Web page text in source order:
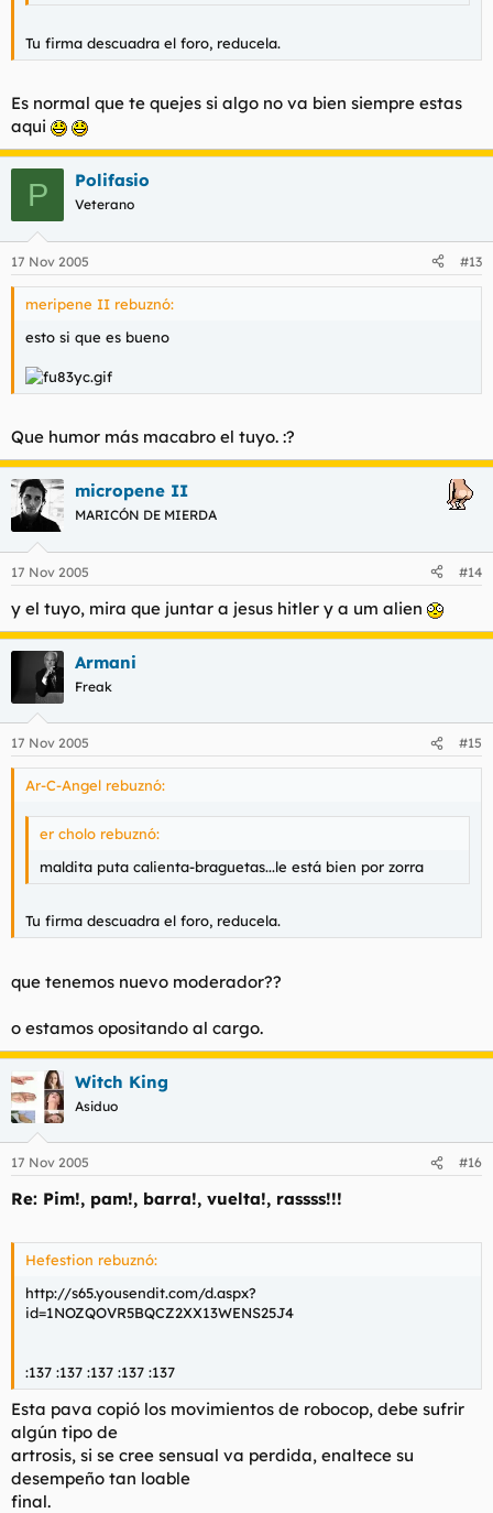
Tu firma descuadra el foro, reducela.
Es normal que te quejes si algo no va bien siempre estas
aqui
P Polifasio
Veterano
17 Nov 2005 #13
meripene II rebuznó:
esto si que es bueno
Que humor más macabro el tuyo. :?
micropene II
MARICÓN DE MIERDA
17 Nov 2005 #14
y el tuyo, mira que juntar a jesus hitler y a um alien
Armani
Freak
17 Nov 2005 #15
Ar-C-Angel rebuznó:
er cholo rebuznó:
maldita puta calienta-braguetas...le está bien por zorra
Tu firma descuadra el foro, reducela.
que tenemos nuevo moderador??
o estamos opositando al cargo.
Witch King
Asiduo
17 Nov 2005 #16
Re: Pim!, pam!, barra!, vuelta!, rassss!!!
Hefestion rebuznó:
http://s65.yousendit.com/d.aspx?
id=1NOZQOVR5BQCZ2XX13WENS25J4
:137 :137 :137 :137 :137
Esta pava copió los movimientos de robocop, debe sufrir
algún tipo de
artrosis, si se cree sensual va perdida, enaltece su
desempeño tan loable
final.